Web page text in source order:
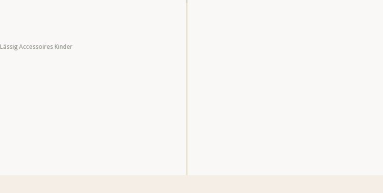
Lässig Accessoires Kinder